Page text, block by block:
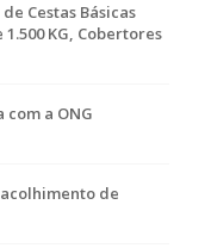
Cestas Básicas
KG, Cobertores
com a ONG
acolhimento de